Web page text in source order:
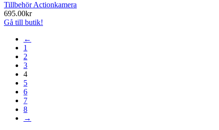
Tillbehör Actionkamera
695.00kr
Gå till butik!
←
1
2
3
4
5
6
7
8
→